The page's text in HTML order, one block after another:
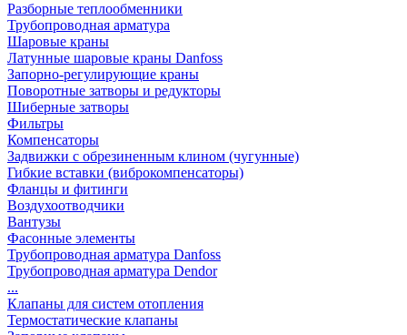
Разборные теплообменники
Трубопроводная арматура
Шаровые краны
Латунные шаровые краны Danfoss
Запорно-регулирующие краны
Поворотные затворы и редукторы
Шиберные затворы
Фильтры
Компенсаторы
Задвижки с обрезиненным клином (чугунные)
Гибкие вставки (виброкомпенсаторы)
Фланцы и фитинги
Воздухоотводчики
Вантузы
Фасонные элементы
Трубопроводная арматура Danfoss
Трубопроводная арматура Dendor
...
Клапаны для систем отопления
Термостатические клапаны